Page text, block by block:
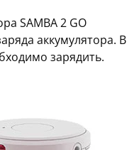
SAMBA 2 GO
аккумулятора. В
зарядить.